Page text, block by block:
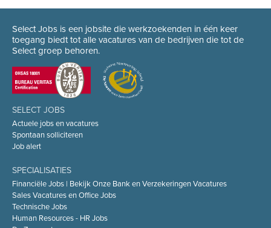
Select Jobs is een jobsite die werkzoekenden in één keer
toegang biedt tot alle vacatures van de bedrijven die tot de
Select groep behoren.
SELECT JOBS
Actuele jobs en vacatures
Spontaan solliciteren
Job alert
SPECIALISATIES
Financiële Jobs | Bekijk Onze Bank en Verzekeringen Vacatures
Sales Vacatures en Office Jobs
Technische Jobs
Human Resources - HR Jobs